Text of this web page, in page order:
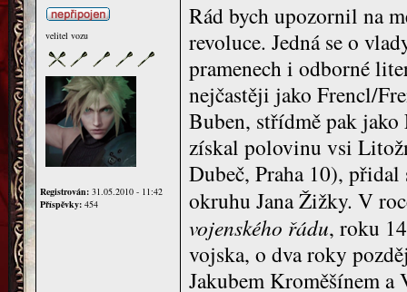
velitel vozu
Registrován: 31.05.2010 - 11:42
Příspěvky: 454
Rád bych upozornil na
revoluce. Jedná se o
pramenech i odborné
nejčastěji jako Frencl/
Buben, střídmě pak
získal polovinu vsi
Dubeč, Praha 10),
okruhu Jana Žižky. V
vojenského řádu, roku
vojska, o dva roky
Jakubem Kroměšínem